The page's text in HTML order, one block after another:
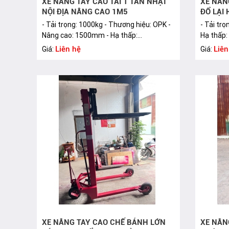
NỘI ĐỊA NÂNG CAO 1M5
- Tải trọng: 1000kg - Thương hiệu: OPK -
Nâng cao: 1500mm - Hạ thấp:...
Giá: Liên hệ
ĐỔ LẠI
- Tải
Hạ
Giá:
XE NÂNG TAY CAO CHẾ BÁNH LỚN
XE